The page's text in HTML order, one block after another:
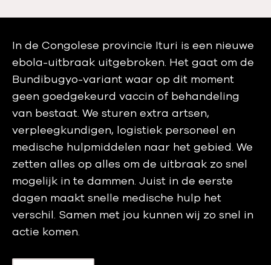
p
j
e
m
e
e
?
In de Congolese provincie Ituri is een nieuwe
ebola-uitbraak uitgebroken. Het gaat om de
Bundibugyo-variant waar op dit moment
geen goedgekeurd vaccin of behandeling
van bestaat. We sturen extra artsen,
verpleegkundigen, logistiek personeel en
medische hulpmiddelen naar het gebied. We
zetten alles op alles om de uitbraak zo snel
mogelijk in te dammen. Juist in de eerste
dagen maakt snelle medische hulp het
verschil. Samen met jou kunnen wij zo snel in
actie komen.